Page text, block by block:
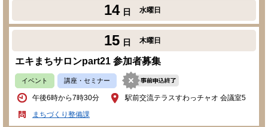
14 日 水曜日
15 日 木曜日
エキまちサロンpart21 参加者募集
イベント 講座・セミナー
午後6時から7時30分
駅前交流テラスすわっチャオ 会議室5
まちづくり整備課